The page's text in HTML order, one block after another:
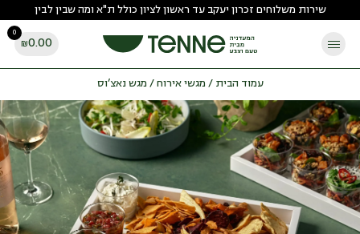
to
content
שירות משלוחים זכרון יעקב עד ראשון לציון כולל ת"א ומה שבין לבין
0
₪0.00
עמוד הבית / מגשי אירוח/ מגש נאצ’וס